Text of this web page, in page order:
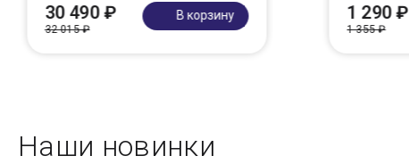
30 490 ₽
32 015 ₽
В корзину 1 290 ₽
1 355 ₽
Наши новинки